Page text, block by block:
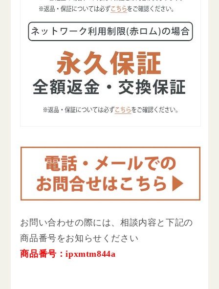
お問い合わせの際には、相談内容と下記の
商品番号をお知らせください
商品番号：ipxmtm844a